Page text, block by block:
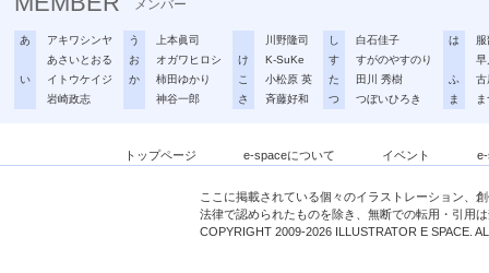
メンバー
あ
アキワシンヤ
あさいとおる
い
イトウケイジ
岩崎政志
う
上本眞司
お
オガワヒロシ
か
柿田ゆかり
神谷一郎
川野隆司
け
K-SuKe
こ
小松原 英
さ
斉藤好和
し
白石佳子
す
すがのやすのり
た
田川 秀樹
つ
つぼいひろき
は
早
ふ
古
ま
トップページ e-spaceについて イベント
ここに掲載されている個々のイラストレーション、
法律で認められたものを除き、無断での転用・引用
COPYRIGHT 2009-2026 ILLUSTRATOR E SPACE.